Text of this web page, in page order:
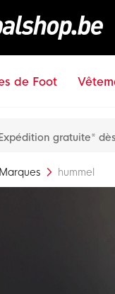
de Foot
gratuite*
Marques hummel